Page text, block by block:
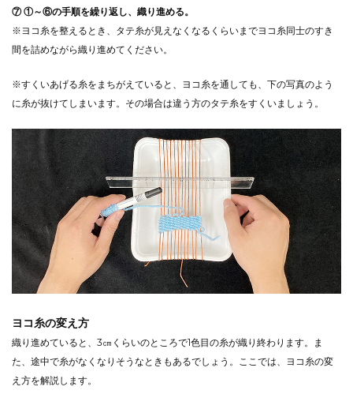
⑦ ①～⑥の手順を繰り返し、織り進める。
※ヨコ糸を整えるとき、タテ糸が見えなくなるくらいまでヨコ糸同士のすき
間を詰めながら織り進めてください。
※すくいあげる糸をまちがえていると、ヨコ糸を通しても、下の写真のよう
に糸が抜けてしまいます。その場合は違う方のタテ糸をすくいましょう。
ヨコ糸の変え方
織り進めていると、3㎝くらいのところで1色目の糸が織り終わります。ま
た、途中で糸がなくなりそうなときもあるでしょう。ここでは、ヨコ糸の変
え方を解説します。